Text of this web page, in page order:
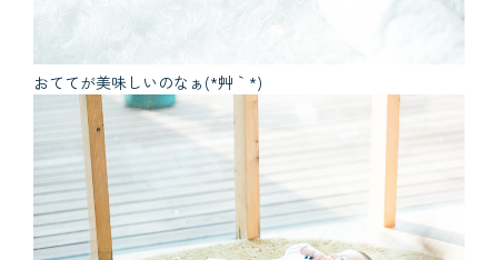
おててが美味しいのなぁ(*´艸｀*)